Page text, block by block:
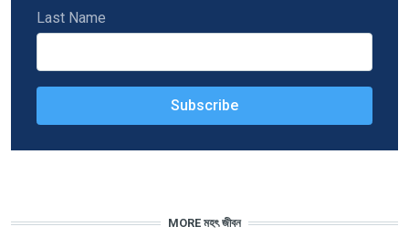
Last Name
MORE মহৎ জীবন